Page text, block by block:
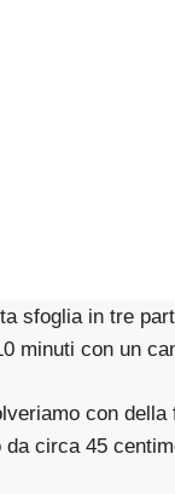
sfoglia in tre
minuti con un
con
da circa 45